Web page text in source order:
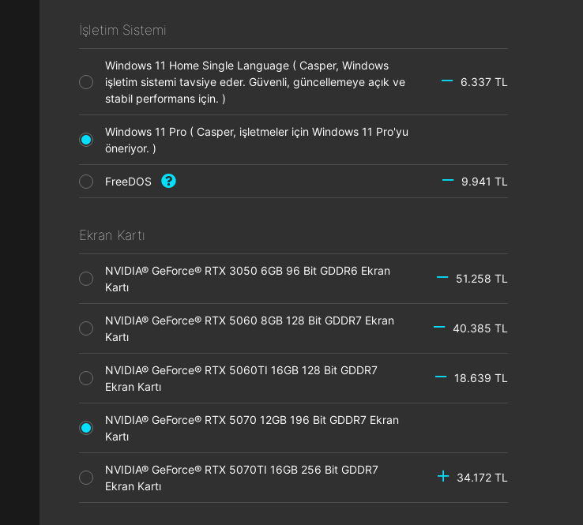
İşletim Sistemi
Windows 11 Home Single Language ( Casper, Windows
işletim sistemi tavsiye eder. Güvenli, güncellemeye açık ve
stabil performans için. )
6.337 TL
Windows 11 Pro ( Casper, işletmeler için Windows 11 Pro'yu
öneriyor. )
FreeDOS 9.941 TL
Ekran Kartı
NVIDIA® GeForce® RTX 3050 6GB 96 Bit GDDR6 Ekran
Kartı
51.258 TL
NVIDIA® GeForce® RTX 5060 8GB 128 Bit GDDR7 Ekran
Kartı
40.385 TL
NVIDIA® GeForce® RTX 5060TI 16GB 128 Bit GDDR7
Ekran Kartı
18.639 TL
NVIDIA® GeForce® RTX 5070 12GB 196 Bit GDDR7 Ekran
Kartı
NVIDIA® GeForce® RTX 5070TI 16GB 256 Bit GDDR7
Ekran Kartı
34.172 TL